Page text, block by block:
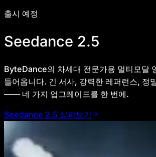
출시 예정
Seedance 2.5
ByteDance의 차세대 전문가용 멀티모달
들어옵니다. 긴 서사, 강력한 레퍼런스, 정
—— 네 가지 업그레이드를 한 번에.
Seedance 2.5 살펴보기